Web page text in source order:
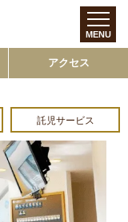
アクセス
託児サービス
MENU